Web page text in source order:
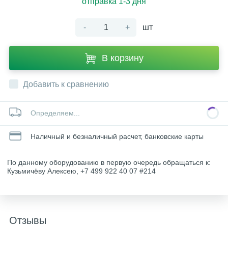
- + шт
В корзину
Добавить к сравнению
Определяем...
Наличный и безналичный расчет, банковские карты
По данному оборудованию в первую очередь обращаться к:
Кузьмичёву Алексею, +7 499 922 40 07 #214
Отзывы